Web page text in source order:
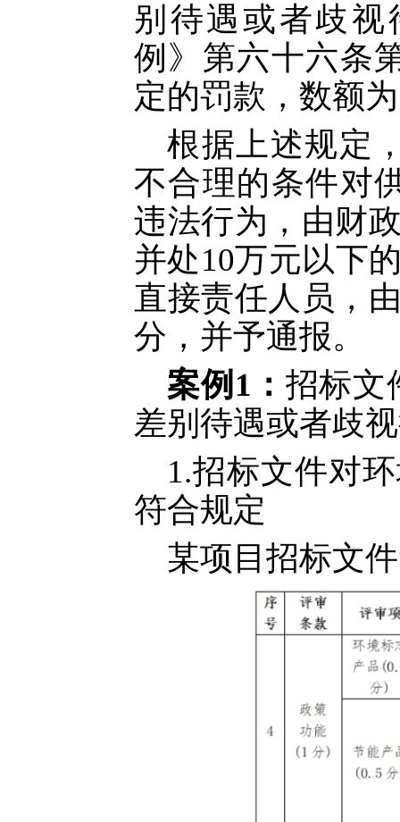
别待遇或者歧
例》第六十六条
定的罚款，数额
根据上述规定
不合理的条件对
违法行为，由财
并处10万元以下
直接责任人员，
分，并予通报。
案例 1： 招标文
差别待遇或者歧
1.招标文件对
符合规定
某项目招标文件